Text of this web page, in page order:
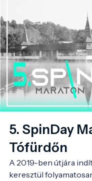
5. SpinDay
Tófürdőn
A 2019-ben útjára
keresztül